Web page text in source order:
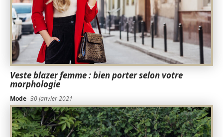
Veste blazer femme : bien porter selon votre
morphologie
Mode 30 janvier 2021